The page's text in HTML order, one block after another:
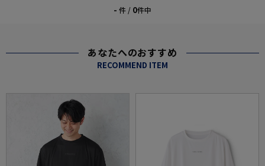
- 件 / 0件中
あなたへのおすすめ
RECOMMEND ITEM